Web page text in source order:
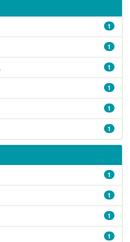
1
1
1
1
1
1
1
1
1
1